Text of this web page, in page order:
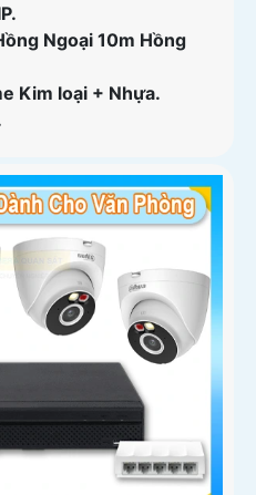
Ngoại 10m Hồng
Kim loại + Nhựa.